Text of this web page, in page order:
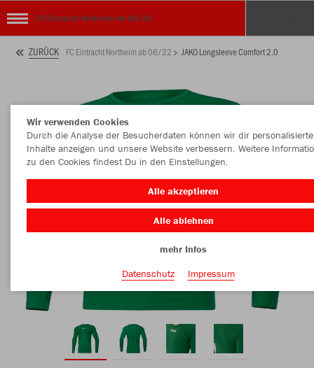
FC Eintracht Northeim ab 06/22
ZURÜCK FC Eintracht Northeim ab 06/22 JAKO Longsleeve Comfort 2.0
Wir verwenden Cookies
Durch die Analyse der Besucherdaten können wir dir personalisierte
Inhalte anzeigen und unsere Website verbessern. Weitere
zu den Cookies findest Du in den Einstellungen.
Alle akzeptieren
Alle ablehnen
mehr Infos
Datenschutz
Impressum